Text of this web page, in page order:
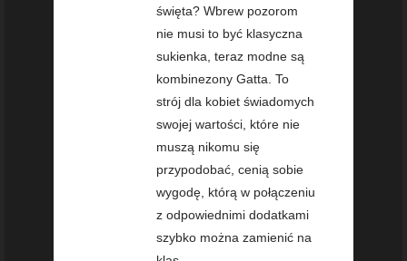
święta? Wbrew pozorom
nie musi to być klasyczna
sukienka, teraz modne są
kombinezony Gatta. To
strój dla kobiet świadomych
swojej wartości, które nie
muszą nikomu się
przypodobać, cenią sobie
wygodę, którą w połączeniu
z odpowiednimi dodatkami
szybko można zamienić na